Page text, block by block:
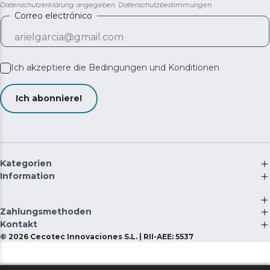
Datenschutzerklärung angegeben. Datenschutzbestimmungen
Correo electrónico
Ich akzeptiere die Bedingungen und Konditionen
Ich abonniere!
Kategorien
Information
Zahlungsmethoden
Kontakt
© 2026 Cecotec Innovaciones S.L. | RII-AEE: 5537